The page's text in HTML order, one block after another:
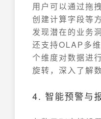
用户可以通过拖
创建计算字段等
发现潜在的业务
还支持OLAP多
个维度对数据进
旋转，深入了解
4. 智能预警与